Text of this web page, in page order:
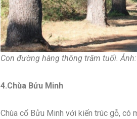
Con đường hàng thông trăm tuổi.
4.Chùa Bửu Minh
Chùa cổ Bửu Minh với kiến trúc gỗ, có